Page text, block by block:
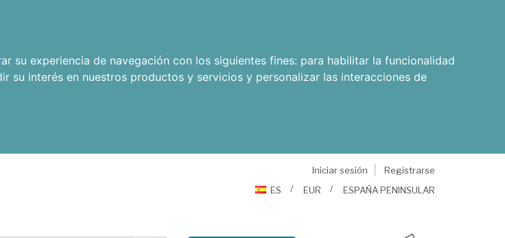
su experiencia de navegación con los siguientes fines: para habilitar la funcionalidad
su interés en nuestros productos y servicios y personalizar las interacciones de
Iniciar sesión
Registrarse
ES
EUR ESPAÑA PENINSULAR